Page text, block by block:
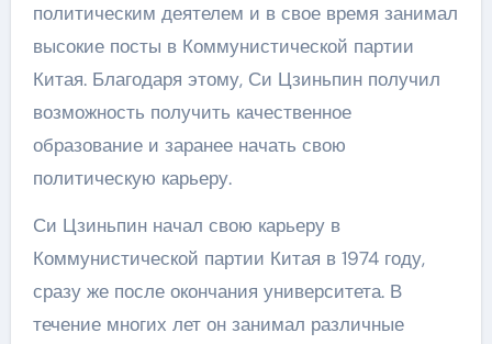
политическим деятелем и в свое время занимал
высокие посты в Коммунистической партии
Китая. Благодаря этому, Си Цзиньпин получил
возможность получить качественное
образование и заранее начать свою
политическую карьеру.
Си Цзиньпин начал свою карьеру в
Коммунистической партии Китая в 1974 году,
сразу же после окончания университета. В
течение многих лет он занимал различные